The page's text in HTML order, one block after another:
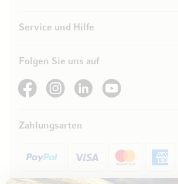
Service und Hilfe
Folgen Sie uns auf
See our FacebookSee our Instagram account
See our LinkedInSee our YouTube channel
Zahlungsarten